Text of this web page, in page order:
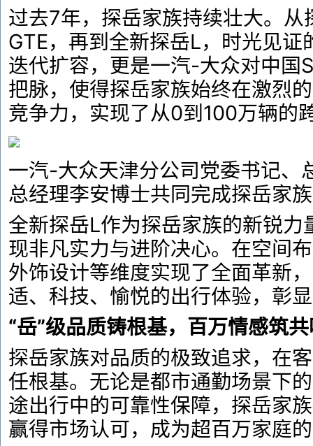
过去7年，探岳家族持续壮大。从
GTE，再到全新探岳L，时光见证
迭代扩容，更是一汽-大众对中国
把脉，使得探岳家族始终在激烈
竞争力，实现了从0到100万辆的
一汽-大众天津分公司党委书记、
总经理李安博士共同完成探岳家
全新探岳L作为探岳家族的新锐力
现非凡实力与进阶决心。在空间
外饰设计等维度实现了全面革新
适、科技、愉悦的出行体验，彰
“岳”级品质铸根基，百万情感筑
探岳家族对品质的极致追求，在
任根基。无论是都市通勤场景下
途出行中的可靠性保障，探岳家
赢得市场认可，成为超百万家庭